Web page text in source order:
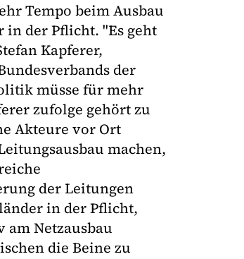
Tempo beim Ausbau
in der Pflicht. "Es geht
Kapferer,
der
müsse für mehr
zufolge gehört zu
Akteure vor Ort
machen,
der Leitungen
in der Pflicht,
Netzausbau
die Beine zu